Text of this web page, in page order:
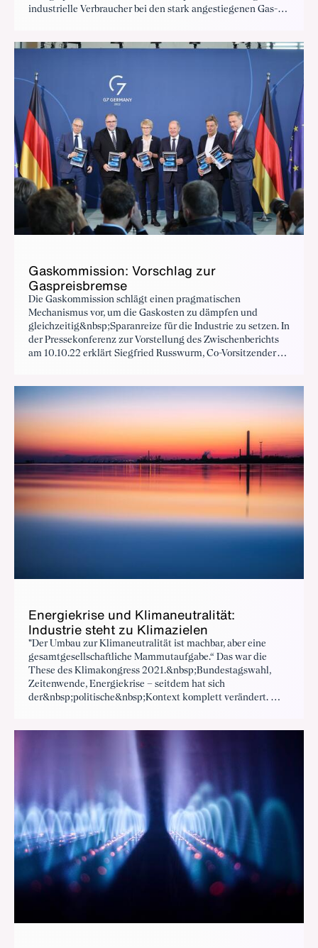
industrielle Verbraucher bei den stark angestiegenen Gas-
Bundesregierung eingesetzten Kommission Gas und Wärme
Entlastungsvorschlägen im Bereich Gas beteiligt.
Gaskommission: Vorschlag zur
Gaspreisbremse
Die Gaskommission schlägt einen pragmatischen
Mechanismus vor, um die Gaskosten zu dämpfen und
gleichzeitig&nbsp;Sparanreize für die Industrie zu setzen. In
der Pressekonferenz zur Vorstellung des Zwischenberichts
am 10.10.22 erklärt Siegfried Russwurm, Co-Vorsitzender
Energiekrise und Klimaneutralität:
Industrie steht zu Klimazielen
"Der Umbau zur Klimaneutralität ist machbar, aber eine
gesamtgesellschaftliche Mammutaufgabe.“ Das war die
These des Klimakongress 2021.&nbsp;Bundestagswahl,
Zeitenwende, Energiekrise – seitdem hat sich
der&nbsp;politische&nbsp;Kontext komplett verändert. Wie